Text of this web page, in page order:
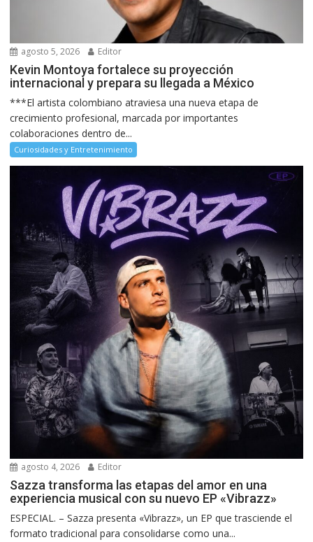
agosto 5, 2026 Editor
Kevin Montoya fortalece su proyección
internacional y prepara su llegada a México
***El artista colombiano atraviesa una nueva etapa de
crecimiento profesional, marcada por importantes
colaboraciones dentro de...
Curiosidades y Entretenimiento
agosto 4, 2026 Editor
Sazza transforma las etapas del amor en una
experiencia musical con su nuevo EP «Vibrazz»
ESPECIAL. – Sazza presenta «Vibrazz», un EP que trasciende el
formato tradicional para consolidarse como una...